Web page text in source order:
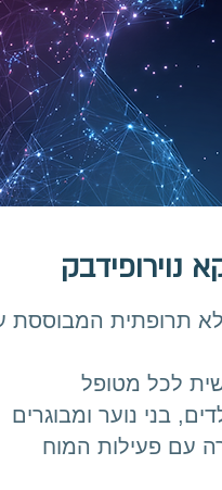
נוירופידבק
תרופתית המבוססת
לכל מטופל
בני נוער ומבוגרים
עם פעילות המוח